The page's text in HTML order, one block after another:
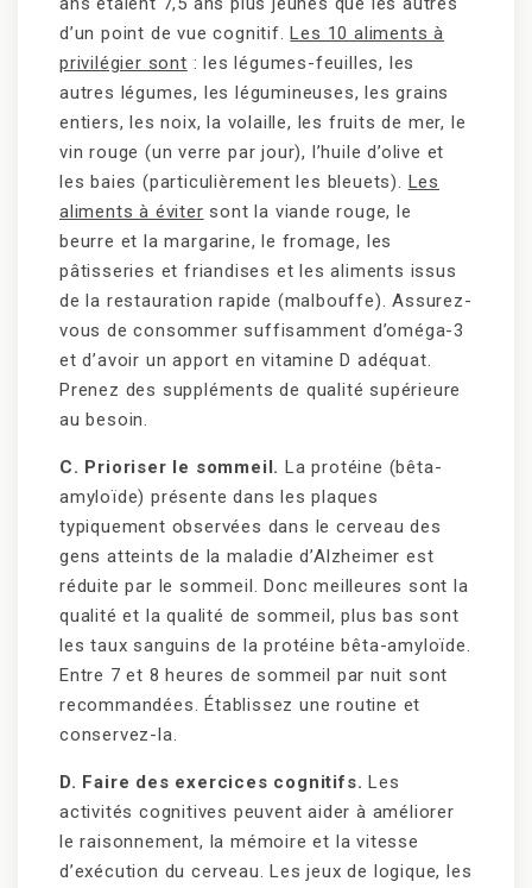
d’un point de vue cognitif.Les 10 aliments à
privilégier sont : les légumes-feuilles, les
autres légumes, les légumineuses, les grains
entiers, les noix, la volaille, les fruits de mer, le
vin rouge (un verre par jour), l’huile d’olive et
les baies (particulièrement les bleuets). Les
aliments à éviter sont la viande rouge, le
beurre et la margarine, le fromage, les
pâtisseries et friandises et les aliments issus
de la restauration rapide (malbouffe). Assurez-
vous de consommer suffisamment d’oméga-3
et d’avoir un apport en vitamine D adéquat.
Prenez des suppléments de qualité supérieure
au besoin.
C. Prioriser le sommeil. La protéine (bêta-
amyloïde) présente dans les plaques
typiquement observées dans le cerveau des
gens atteints de la maladie d’Alzheimer est
réduite par le sommeil. Donc meilleures sont la
qualité et la qualité de sommeil, plus bas sont
les taux sanguins de la protéine bêta-amyloïde.
Entre 7 et 8 heures de sommeil par nuit sont
recommandées. Établissez une routine et
conservez-la.
D. Faire des exercices cognitifs. Les
activités cognitives peuvent aider à améliorer
le raisonnement, la mémoire et la vitesse
d’exécution du cerveau. Les jeux de logique, les